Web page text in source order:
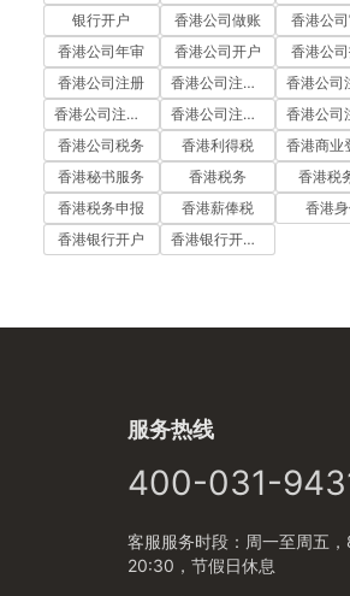
银行开户
香港公司做账
香港公
香港公司年审
香港公司开户
香港公
香港公司注册
香港公司注册代办
香港公司注册流程
香港公司注册费用
香港公司税务
香港利得税
香港秘书服务
香港税务
香港税
香港税务申报
香港薪俸税
香港
香港银行开户
香港银行开户流程
服务热线
400-031-
客服服务时段：周一至周五
20:30，节假日休息